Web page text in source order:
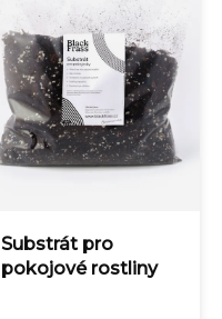
Substrát pro
pokojové rostliny